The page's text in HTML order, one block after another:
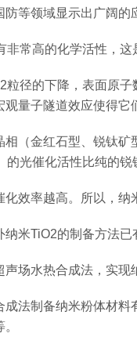
防等领域显示出广阔的
非常高的化学活性，
粒径的下降，表面原
观量子隧道效应使得它
相（金红石型、锐钛
的光催化活性比纯的锐
化效率越高。所以，纳
纳米TiO2的制备方法已
声场水热合成法，实现
成法制备纳米粉体材